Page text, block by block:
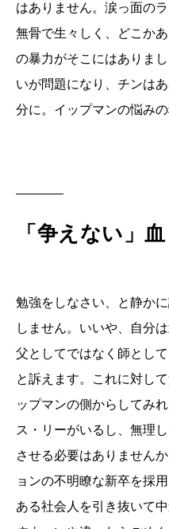
はありません。涙っ面の
無骨で生々しく、どこか
の暴力がそこにはありま
いが問題になり、チンは
分に。イップマンの悩みの
「争えない」
勉強をしなさい、と静か
しません。いいや、自分
父としてではなく師とし
と訴えます。これに対し
ップマンの側からしてみ
ス・リーがいるし、無理
させる必要はありません
ョンの不明瞭な新卒を採
ある社会人を引き抜いて